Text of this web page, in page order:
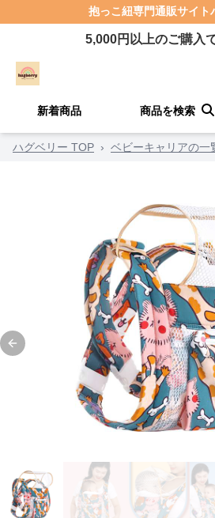
抱っこ紐専門通販サイト
5,000円以上のご購入
新着商品 商品を検索
ハグベリー TOP › ベビーキャリアの一
Previous slide